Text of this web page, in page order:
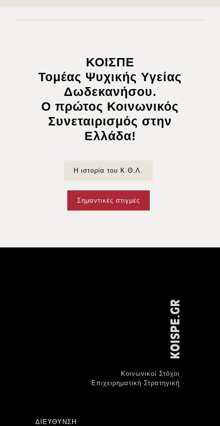
ΚΟΙΣΠΕ
Τομέας Ψυχικής Υγείας
Δωδεκανήσου.
Ο πρώτος Κοινωνικός
Συνεταιρισμός στην
Ελλάδα!
Η ιστορία του Κ.Θ.Λ.
Σημαντικές στιγμές
Κοινωνικοί Στόχοι
Επιχειρηματική Στρατηγική
ΔΙΕΥΘΥΝΣΗ